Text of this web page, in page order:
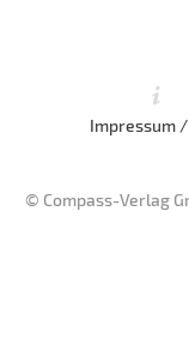
Impressum /
© Compass-Verlag